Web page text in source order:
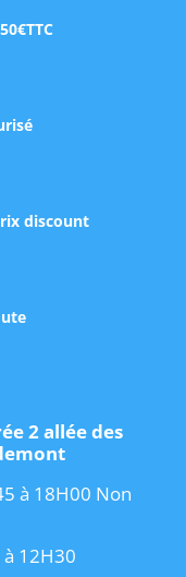
discount
2 allée des
à 18H00 Non
12H30